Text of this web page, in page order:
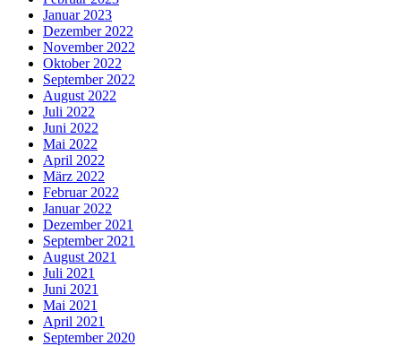
Januar 2023
Dezember 2022
November 2022
Oktober 2022
September 2022
August 2022
Juli 2022
Juni 2022
Mai 2022
April 2022
März 2022
Februar 2022
Januar 2022
Dezember 2021
September 2021
August 2021
Juli 2021
Juni 2021
Mai 2021
April 2021
September 2020